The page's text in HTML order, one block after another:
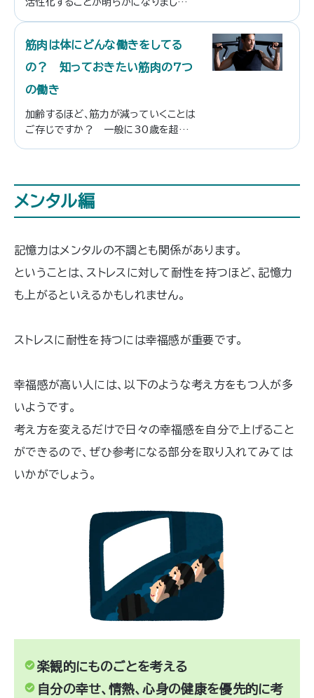
活性化することが明らかになりました。
が、多くの方が走る習慣を身につけるの
を難しいと感じているようです。今回は
すれば走る習慣を身につけられるかを
ご紹介いたします！
筋肉は体にどんな働きをしてる
の？ 知っておきたい筋肉の7つ
の働き
加齢するほど、筋力が減っていくことは
ご存じですか？ 一般に30歳を超える
すいです。この記事を読んで、筋肉が体
にどのような役割をしているのかぜひ
メンタル編
記憶力はメンタルの不調とも関係があります。
ということは、ストレスに対して耐性を持つほど、記憶力
も上がるといえるかもしれません。
ストレスに耐性を持つには幸福感が重要です。
幸福感が高い人には、以下のような考え方をもつ人が多
いようです。
考え方を変えるだけで日々の幸福感を自分で上げること
ができるので、ぜひ参考になる部分を取り入れてみては
いかがでしょう。
楽観的にものごとを考える
自分の幸せ、情熱、心身の健康を優先的に考